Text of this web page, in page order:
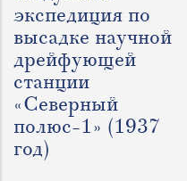
экспедиция по
высадке научной
дрейфующей
станции
«Северный
полюс-1» (1937
год)